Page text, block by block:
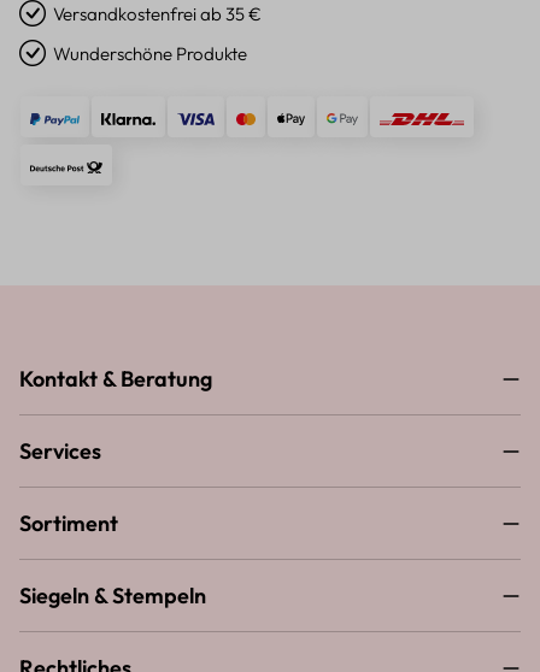
Versandkostenfrei ab 35 €
Wunderschöne Produkte
Kontakt & Beratung
Services
Sortiment
Siegeln & Stempeln